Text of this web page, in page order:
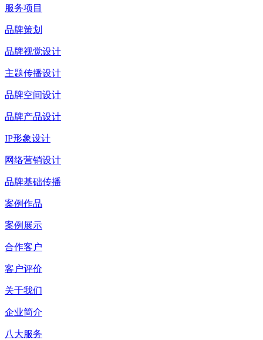
服务项目
品牌策划
品牌视觉设计
主题传播设计
品牌空间设计
品牌产品设计
IP形象设计
网络营销设计
品牌基础传播
案例作品
案例展示
合作客户
客户评价
关于我们
企业简介
八大服务